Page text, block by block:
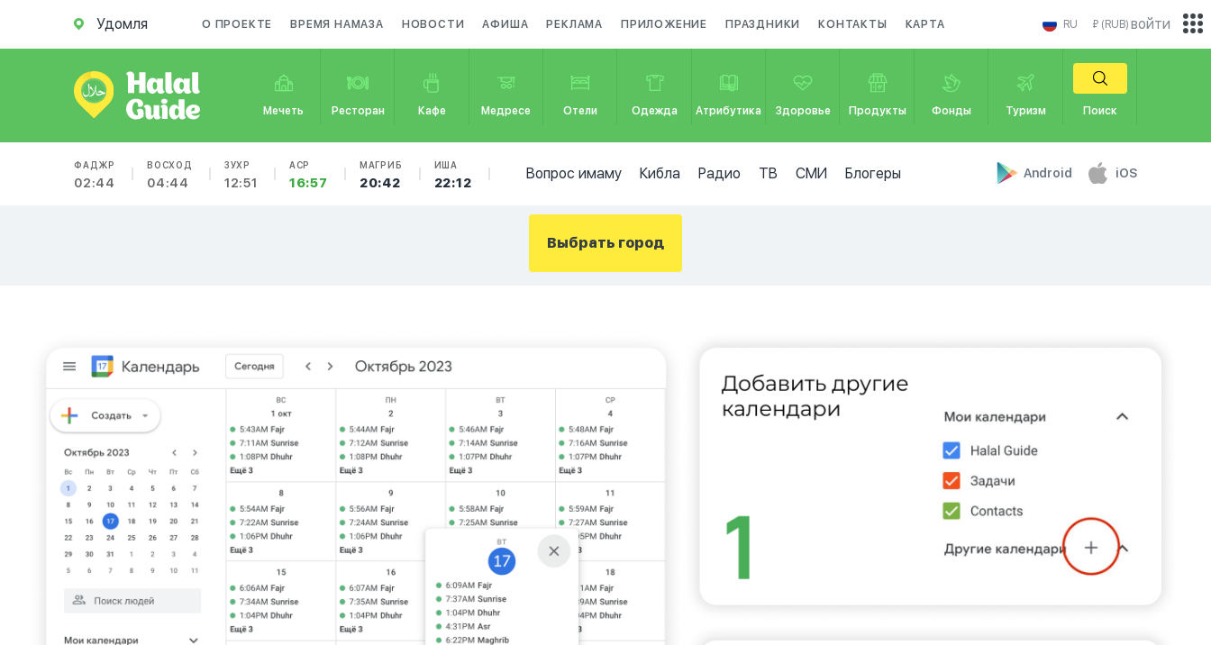
Удомля О ПРОЕКТЕ ВРЕМЯ НАМАЗА НОВОСТИ АФИША РЕКЛАМА ПРИЛОЖЕНИЕ ПРАЗДНИКИ КОНТАКТЫ КАРТА RU ₽ (RUB)
Мечеть Ресторан Кафе Медресе Отели Одежда Атрибутика Здоровье Продукты Фонды Туризм Поиск
ФАДЖР
02:44
ВОСХОД
04:44
ЗУХР
12:51
АСР
16:57
МАГРИБ
20:42
ИША
22:12
Вопрос имаму Кибла Радио ТВ СМИ Блогеры Android iOS
войти
Выбрать город